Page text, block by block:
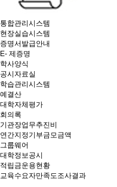
통합관리시스템
현장실습시스템
증명서발급안내
E- 제증명
학사양식
공시자료실
학습관리시스템
예결산
대학자체평가
회의록
기관장업무추진비
연간지정기부금모금액
그룹웨어
대학정보공시
적립금운용현황
교육수요자만족도조사결과